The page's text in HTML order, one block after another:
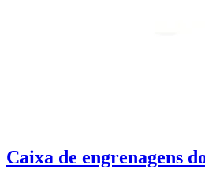
Caixa de engrenagens